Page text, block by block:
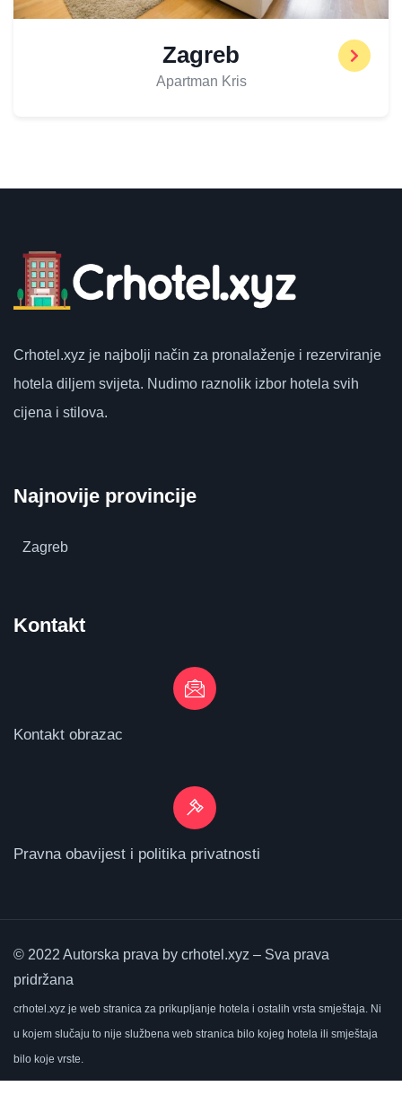
Zagreb
Apartman Kris
Crhotel.xyz je najbolji način za pronalaženje i rezerviranje
hotela diljem svijeta. Nudimo raznolik izbor hotela svih
cijena i stilova.
Najnovije provincije
Zagreb
Kontakt
Kontakt obrazac
Pravna obavijest i politika privatnosti
© 2022 Autorska prava by crhotel.xyz – Sva prava
pridržana
crhotel.xyz je web stranica za prikupljanje hotela i ostalih vrsta smještaja. Ni
u kojem slučaju to nije službena web stranica bilo kojeg hotela ili smještaja
bilo koje vrste.